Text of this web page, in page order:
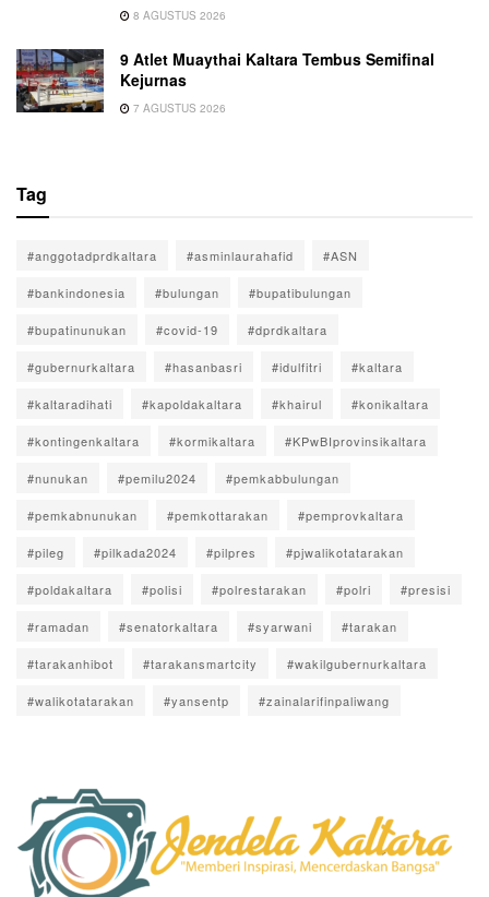
8 AGUSTUS 2026
9 Atlet Muaythai Kaltara Tembus Semifinal
Kejurnas
7 AGUSTUS 2026
Tag
#anggotadprdkaltara #asminlaurahafid #ASN
#bankindonesia #bulungan #bupatibulungan
#bupatinunukan #covid-19 #dprdkaltara
#gubernurkaltara #hasanbasri #idulfitri #kaltara
#kaltaradihati #kapoldakaltara #khairul #konikaltara
#kontingenkaltara #kormikaltara #KPwBIprovinsikaltara
#nunukan #pemilu2024 #pemkabbulungan
#pemkabnunukan #pemkottarakan #pemprovkaltara
#pileg #pilkada2024 #pilpres #pjwalikotatarakan
#poldakaltara #polisi #polrestarakan #polri #presisi
#ramadan #senatorkaltara #syarwani #tarakan
#tarakanhibot #tarakansmartcity #wakilgubernurkaltara
#walikotatarakan #yansentp #zainalarifinpaliwang